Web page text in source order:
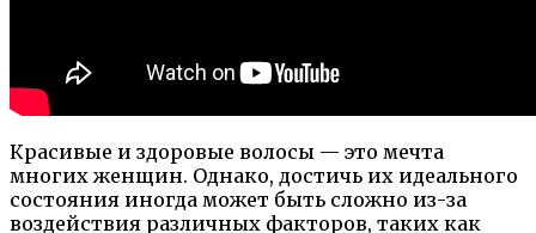
Красивые и здоровые волосы — это мечта
многих женщин. Однако, достичь их идеального
состояния иногда может быть сложно из-за
воздействия различных факторов, таких как